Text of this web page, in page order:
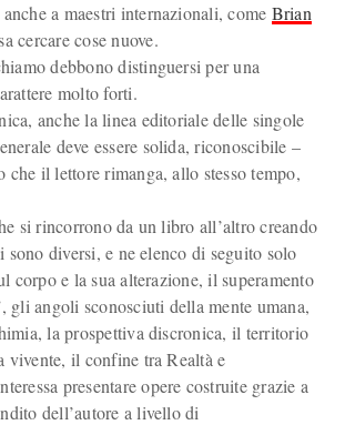
a maestri internazionali, come Brian
cercare cose nuove.
debbono distinguersi per una
molto forti.
anche la linea editoriale delle singole
deve essere solida, riconoscibile –
che il lettore rimanga, allo stesso tempo,
si rincorrono da un libro all’altro creando
sono diversi, e ne elenco di seguito solo
corpo e la sua alterazione, il superamento
gli angoli sconosciuti della mente umana,
la prospettiva discronica, il territorio
vivente, il confine tra Realtà e
presentare opere costruite grazie a
dell’autore a livello di